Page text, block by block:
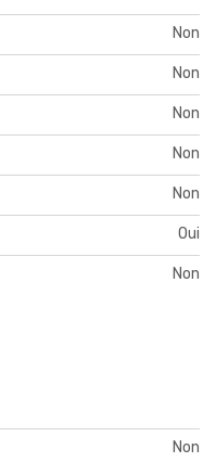
Non
Non
Non
Non
Non
Oui
Non
Non